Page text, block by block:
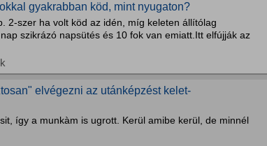
gyakrabban köd, mint nyugaton?
2-szer ha volt köd az idén, míg keleten állítólag
szikrázó napsütés és 10 fok van emiatt.Itt elfújják az
elvégezni az utánképzést kelet-
így a munkàm is ugrott. Kerül amibe kerül, de minnél